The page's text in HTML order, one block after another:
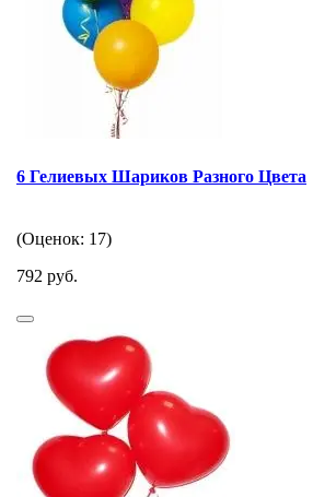
6 Гелиевых Шариков Разного Цвета
(Оценок: 17)
792 руб.